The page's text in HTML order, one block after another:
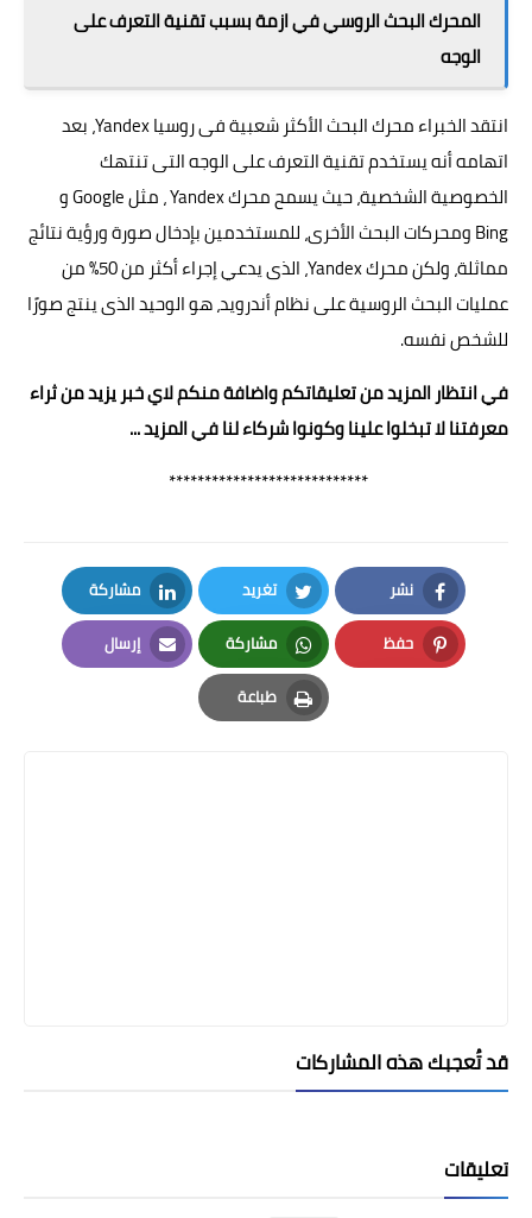
المحرك البحث الروسي في ازمة بسبب تقنية التعرف على
الوجه
انتقد الخبراء محرك البحث الأكثر شعبية فى روسيا Yandex، بعد
اتهامه أنه يستخدم تقنية التعرف على الوجه التى تنتهك
الخصوصية الشخصية، حيث يسمح محرك Yandex ، مثل Google و
Bing ومحركات البحث الأخرى، للمستخدمين بإدخال صورة ورؤية نتائج
مماثلة، ولكن محرك Yandex، الذى يدعي إجراء أكثر من 50% من
عمليات البحث الروسية على نظام أندرويد، هو الوحيد الذى ينتج صورًا
للشخص نفسه.
في انتظار المزيد من تعليقاتكم واضافة منكم لاي خبر يزيد من ثراء
معرفتنا لا تبخلوا علينا وكونوا شركاء لنا في المزيد ...
****************************
نشر
Facebook
تغريد
Twitter
مشاركة
LinkedIn
حفظ
Pinterest
مشاركة
Whatsapp
إرسال
Email
طباعة
Print
قد تُعجبك هذه المشاركات
تعليقات